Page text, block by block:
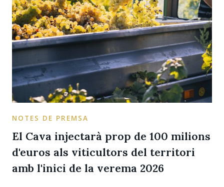
NOTES DE PREMSA
El Cava injectarà prop de 100 milions
d'euros als viticultors del territori
amb l'inici de la verema 2026